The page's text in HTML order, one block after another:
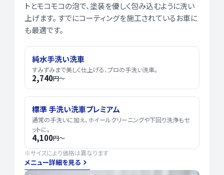
トとモコモコの泡で、塗装を優しく包み込むように洗い
上げます。 すでにコーティングを施工されているお車に
も最適です。
純水手洗い洗車
すみずみまで美しく仕上げる、プロの手洗い洗車。
2,740円〜
標準 手洗い洗車プレミアム
通常の手洗いに加え、ホイールクリーニングや下回り洗浄もセ
ットに。
4,100円〜
※サイズにより価格は異なります
メニュー詳細を見る